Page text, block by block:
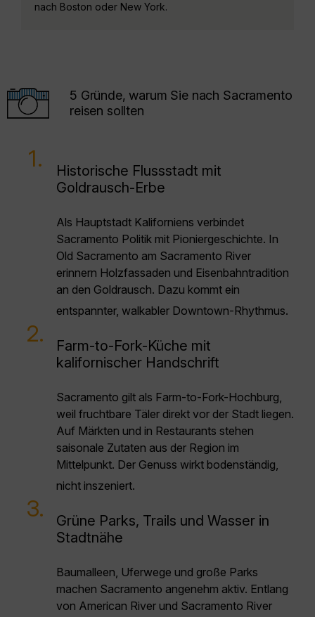
nach Boston oder New York.
5 Gründe, warum Sie nach Sacramento
reisen sollten
1.
Historische Flussstadt mit
Goldrausch-Erbe
Als Hauptstadt Kaliforniens verbindet
Sacramento Politik mit Pioniergeschichte. In
Old Sacramento am Sacramento River
erinnern Holzfassaden und Eisenbahntradition
an den Goldrausch. Dazu kommt ein
entspannter, walkabler Downtown-Rhythmus.
2.
Farm-to-Fork-Küche mit
kalifornischer Handschrift
Sacramento gilt als Farm-to-Fork-Hochburg,
weil fruchtbare Täler direkt vor der Stadt liegen.
Auf Märkten und in Restaurants stehen
saisonale Zutaten aus der Region im
Mittelpunkt. Der Genuss wirkt bodenständig,
nicht inszeniert.
3.
Grüne Parks, Trails und Wasser in
Stadtnähe
Baumalleen, Uferwege und große Parks
machen Sacramento angenehm aktiv. Entlang
von American River und Sacramento River